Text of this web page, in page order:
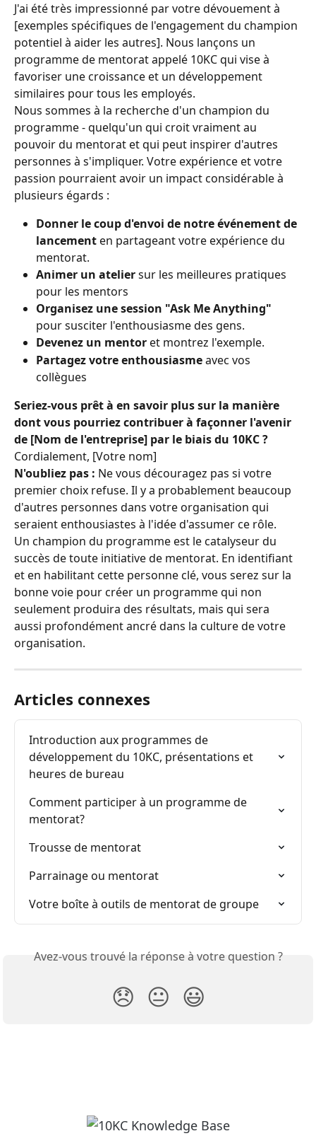
J'ai été très impressionné par votre dévouement à
[exemples spécifiques de l'engagement du champion
potentiel à aider les autres]. Nous lançons un
programme de mentorat appelé 10KC qui vise à
favoriser une croissance et un développement
similaires pour tous les employés.
Nous sommes à la recherche d'un champion du
programme - quelqu'un qui croit vraiment au
pouvoir du mentorat et qui peut inspirer d'autres
personnes à s'impliquer. Votre expérience et votre
passion pourraient avoir un impact considérable à
plusieurs égards :
Donner le coup d'envoi de notre événement de
lancement en partageant votre expérience du
mentorat.
Animer un atelier sur les meilleures pratiques
pour les mentors
Organisez une session "Ask Me Anything"
pour susciter l'enthousiasme des gens.
Devenez un mentor et montrez l'exemple.
Partagez votre enthousiasme avec vos
collègues
Seriez-vous prêt à en savoir plus sur la manière
dont vous pourriez contribuer à façonner l'avenir
de [Nom de l'entreprise] par le biais du 10KC ?
Cordialement, [Votre nom]
N'oubliez pas : Ne vous découragez pas si votre
premier choix refuse. Il y a probablement beaucoup
d'autres personnes dans votre organisation qui
seraient enthousiastes à l'idée d'assumer ce rôle.
Un champion du programme est le catalyseur du
succès de toute initiative de mentorat. En identifiant
et en habilitant cette personne clé, vous serez sur la
bonne voie pour créer un programme qui non
seulement produira des résultats, mais qui sera
aussi profondément ancré dans la culture de votre
organisation.
Articles connexes
Introduction aux programmes de
développement du 10KC, présentations et
heures de bureau
Comment participer à un programme de
mentorat?
Trousse de mentorat
Parrainage ou mentorat
Votre boîte à outils de mentorat de groupe
Avez-vous trouvé la réponse à votre question ?
😞 😐 😃